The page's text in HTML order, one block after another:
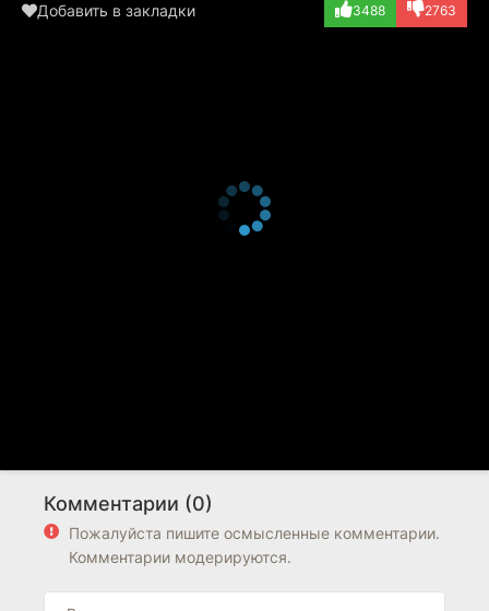
Добавить в закладки 3488 2763
Комментарии (0)
Пожалуйста пишите осмысленные комментарии.
Комментарии модерируются.